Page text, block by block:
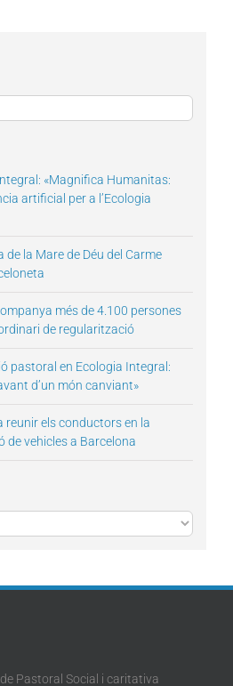
«Magnifica Humanitas:
artificial per a l’Ecologia
la Mare de Déu del Carme
més de 4.100 persones
de regularització
pastoral en Ecologia Integral:
d’un món canviant»
els conductors en la
de vehicles a Barcelona
Pastoral Social i caritativa